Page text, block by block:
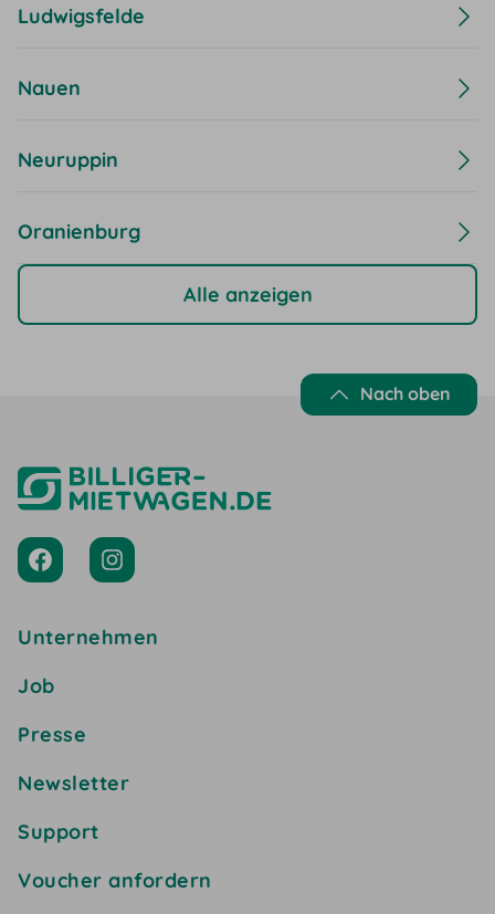
Ludwigsfelde
Nauen
Neuruppin
Oranienburg
Alle anzeigen
Nach oben
Unternehmen
Job
Presse
Newsletter
Support
Voucher anfordern